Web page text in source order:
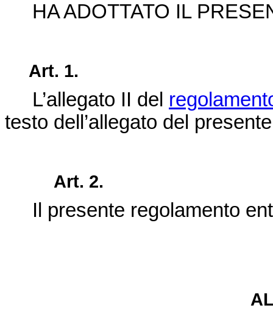
HA ADOTTATO IL
Art. 1.
L’allegato II del
testo dell’allegato del
Art. 2.
Il presente regolamento